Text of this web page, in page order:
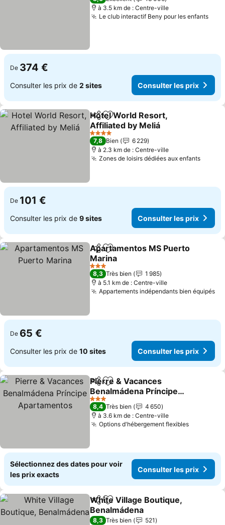
à 3.5 km de : Centre-ville
Le club interactif Beny pour les enfants
De 374 €
Consulter les prix de 2 sites Consulter les prix
PartagerAjouter à mes favoris
Hotel World Resort,
Affiliated by Meliá
4 Étoiles
7,8 Bien
6 229
à 2.3 km de : Centre-ville
Zones de loisirs dédiées aux enfants
De 101 €
Consulter les prix de 9 sites Consulter les prix
PartagerAjouter à mes favoris
Apartamentos MS Puerto
Marina
3 Étoiles
8,3 Très bien
1 985
à 5.1 km de : Centre-ville
Appartements indépendants bien équipés
De 65 €
Consulter les prix de 10 sites Consulter les prix
PartagerAjouter à mes favoris
Pierre & Vacances
Benalmádena Príncipe
Apartamentos
3 Étoiles
8,4 Très bien
4 650
à 3.6 km de : Centre-ville
Options d'hébergement flexibles
Sélectionnez des dates pour voir
les prix exacts
Consulter les prix
PartagerAjouter à mes favoris
White Village Boutique,
Benalmádena
8,3 Très bien
521